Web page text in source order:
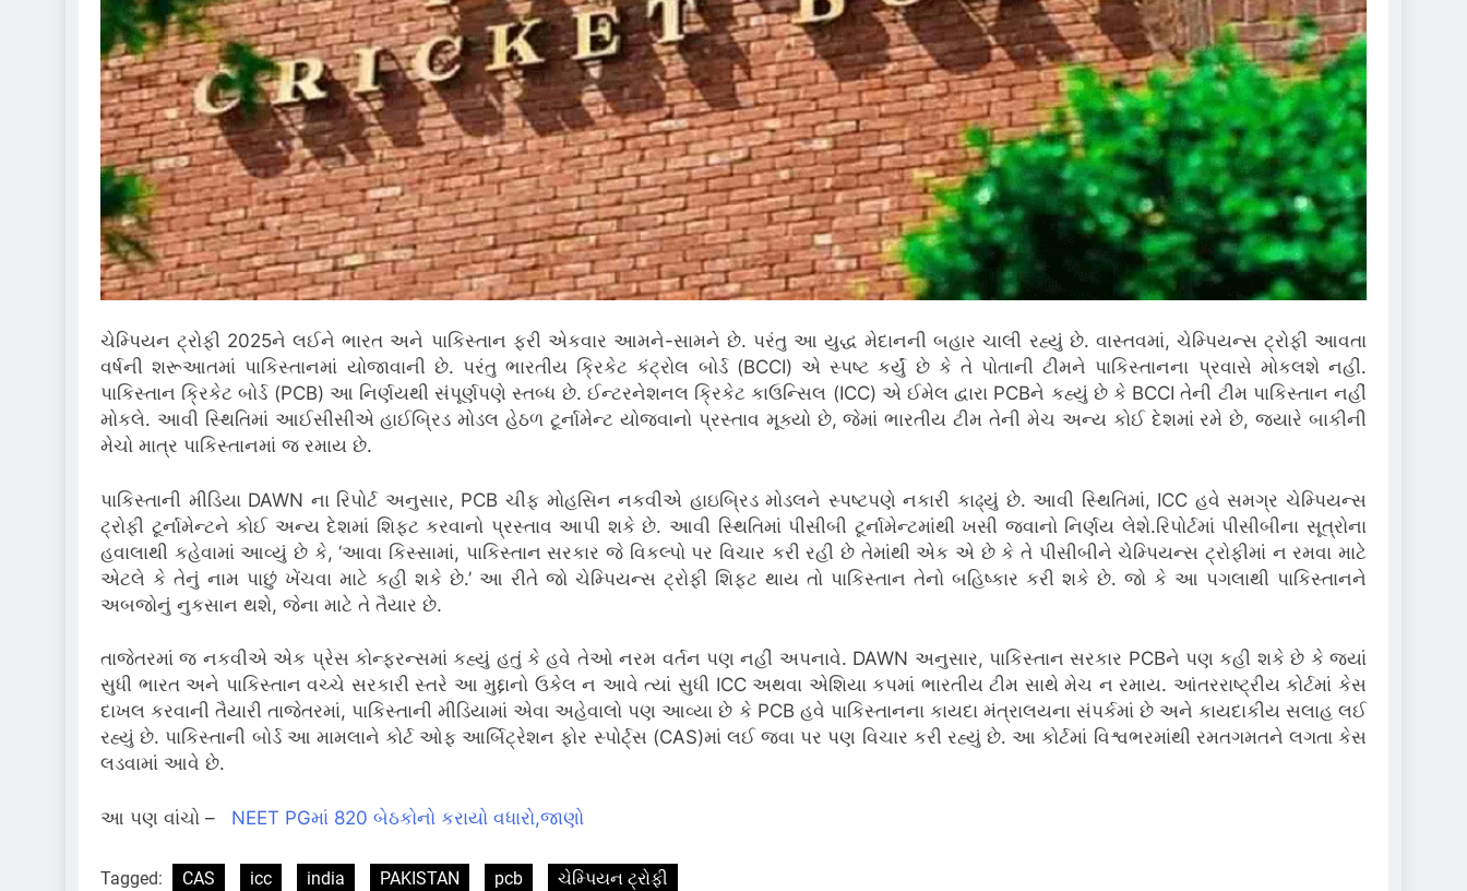
ચેમ્પિયન ટ્રોફી 2025ને લઈને ભારત અને પાકિસ્તાન ફરી એકવાર આમને-સામને છે. પરંતુ આ યુદ્ધ મેદાનની બહાર ચાલી રહ્યું છે. વાસ્તવમાં, ચેમ્પિયન્સ ટ્રોફી આવતા
વર્ષની શરૂઆતમાં પાકિસ્તાનમાં યોજાવાની છે. પરંતુ ભારતીય ક્રિકેટ કંટ્રોલ બોર્ડ (BCCI) એ સ્પષ્ટ કર્યું છે કે તે પોતાની ટીમને પાકિસ્તાનના પ્રવાસે મોકલશે નહીં.
પાકિસ્તાન ક્રિકેટ બોર્ડ (PCB) આ નિર્ણયથી સંપૂર્ણપણે સ્તબ્ધ છે. ઈન્ટરનેશનલ ક્રિકેટ કાઉન્સિલ (ICC) એ ઈમેલ દ્વારા PCBને કહ્યું છે કે BCCI તેની ટીમ પાકિસ્તાન નહીં
મોકલે. આવી સ્થિતિમાં આઈસીસીએ હાઈબ્રિડ મોડલ હેઠળ ટૂર્નામેન્ટ યોજવાનો પ્રસ્તાવ મૂક્યો છે, જેમાં ભારતીય ટીમ તેની મેચ અન્ય કોઈ દેશમાં રમે છે, જ્યારે બાકીની
મેચો માત્ર પાકિસ્તાનમાં જ રમાય છે.
પાકિસ્તાની મીડિયા DAWN ના રિપોર્ટ અનુસાર, PCB ચીફ મોહસિન નકવીએ હાઇબ્રિડ મોડલને સ્પષ્ટપણે નકારી કાઢ્યું છે. આવી સ્થિતિમાં, ICC હવે સમગ્ર ચેમ્પિયન્સ
ટ્રોફી ટૂર્નામેન્ટને કોઈ અન્ય દેશમાં શિફ્ટ કરવાનો પ્રસ્તાવ આપી શકે છે. આવી સ્થિતિમાં પીસીબી ટૂર્નામેન્ટમાંથી ખસી જવાનો નિર્ણય લેશે.રિપોર્ટમાં પીસીબીના સૂત્રોના
હવાલાથી કહેવામાં આવ્યું છે કે, ‘આવા કિસ્સામાં, પાકિસ્તાન સરકાર જે વિકલ્પો પર વિચાર કરી રહી છે તેમાંથી એક એ છે કે તે પીસીબીને ચેમ્પિયન્સ ટ્રોફીમાં ન રમવા માટે
એટલે કે તેનું નામ પાછું ખેંચવા માટે કહી શકે છે.’ આ રીતે જો ચેમ્પિયન્સ ટ્રોફી શિફ્ટ થાય તો પાકિસ્તાન તેનો બહિષ્કાર કરી શકે છે. જો કે આ પગલાથી પાકિસ્તાનને
અબજોનું નુકસાન થશે, જેના માટે તે તૈયાર છે.
તાજેતરમાં જ નકવીએ એક પ્રેસ કોન્ફરન્સમાં કહ્યું હતું કે હવે તેઓ નરમ વર્તન પણ નહીં અપનાવે. DAWN અનુસાર, પાકિસ્તાન સરકાર PCBને પણ કહી શકે છે કે જ્યાં
સુધી ભારત અને પાકિસ્તાન વચ્ચે સરકારી સ્તરે આ મુદ્દાનો ઉકેલ ન આવે ત્યાં સુધી ICC અથવા એશિયા કપમાં ભારતીય ટીમ સાથે મેચ ન રમાય. આંતરરાષ્ટ્રીય કોર્ટમાં કેસ
દાખલ કરવાની તૈયારીતાજેતરમાં, પાકિસ્તાની મીડિયામાં એવા અહેવાલો પણ આવ્યા છે કે PCB હવે પાકિસ્તાનના કાયદા મંત્રાલયના સંપર્કમાં છે અને કાયદાકીય સલાહ લઈ
રહ્યું છે. પાકિસ્તાની બોર્ડ આ મામલાને કોર્ટ ઓફ આર્બિટ્રેશન ફોર સ્પોર્ટ્સ (CAS)માં લઈ જવા પર પણ વિચાર કરી રહ્યું છે. આ કોર્ટમાં વિશ્વભરમાંથી રમતગમતને લગતા કેસ
લડવામાં આવે છે.
આ પણ વાંચો – NEET PGમાં 820 બેઠકોનો કરાયો વધારો,જાણો
Tagged: CAS icc india PAKISTAN pcb ચેમ્પિયન ટ્રોફી